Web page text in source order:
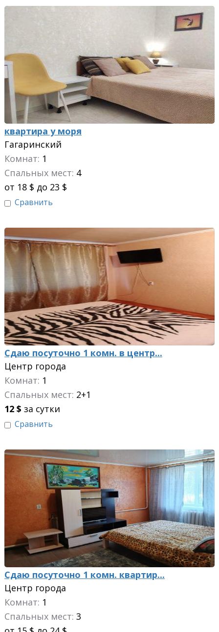
квартира у моря
Гагаринский
Комнат: 1
Спальных мест: 4
от 18 $ до 23 $
Сравнить
Сдаю посуточно 1 комн. в центр...
Центр города
Комнат: 1
Спальных мест: 2+1
12 $ за сутки
Сравнить
Сдаю посуточно 1 комн. квартир...
Центр города
Комнат: 1
Спальных мест: 3